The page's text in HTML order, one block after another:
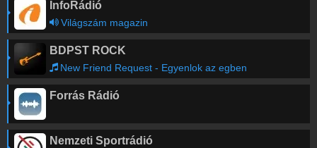
InfoRádió
Világszám magazin
BDPST ROCK
New Friend Request - Egyenlok az egben
Forrás Rádió
Nemzeti Sportrádió